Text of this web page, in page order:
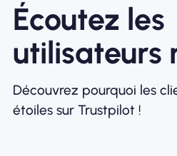
Écoutez les
utilisateurs
Découvrez pourquoi les
étoiles sur Trustpilot !